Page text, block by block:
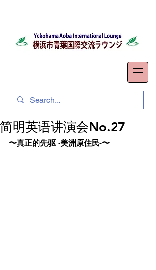
简明英语讲演会No.27
〜真正的先驱 -美洲原住民-〜